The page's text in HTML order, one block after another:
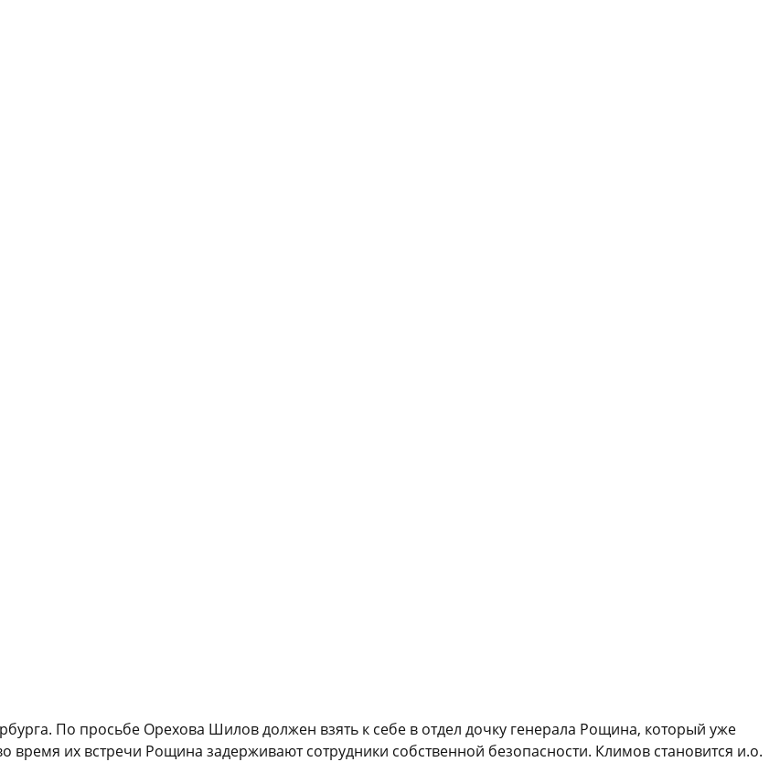
По просьбе Орехова Шилов должен взять к себе в отдел дочку генерала Рощина, который уже
время их встречи Рощина задерживают сотрудники собственной безопасности. Климов становится и.о.